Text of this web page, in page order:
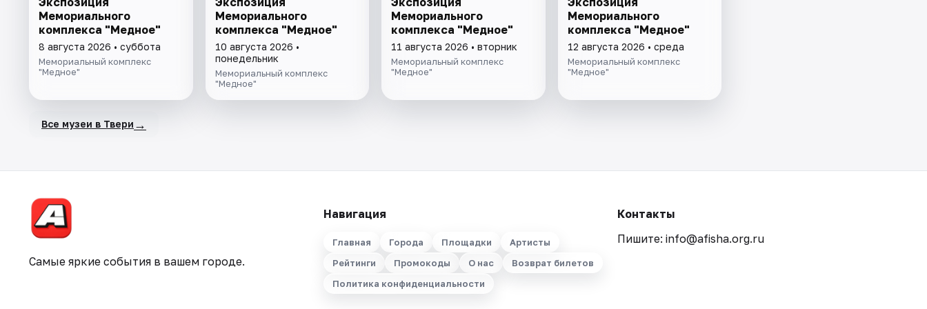
Мемориального
комплекса "Медное"
8 августа 2026 • суббота
Мемориальный комплекс
"Медное"
Мемориального
комплекса "Медное"
10 августа 2026 •
понедельник
Мемориальный комплекс
"Медное"
Мемориального
комплекса "Медное"
11 августа 2026 • вторник
Мемориальный комплекс
"Медное"
Мемориального
комплекса "Медное"
12 августа 2026 • среда
Мемориальный комплекс
"Медное"
Все музеи в Твери →
Самые яркие события в вашем городе.
Навигация
Главная Города Площадки
Артисты
Рейтинги
Промокоды О нас
Возврат билетов
Политика конфиденциальности
Контакты
Пишите: info@afisha.org.ru